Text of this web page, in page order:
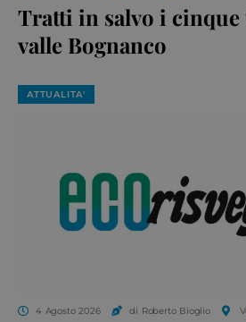
Tratti in salvo i
valle Bognanco
ATTUALITA'
4 Agosto 2026 di Roberto Bioglio